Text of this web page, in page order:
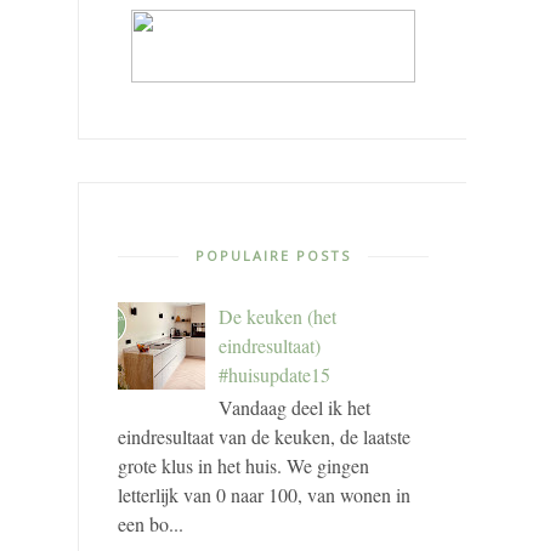
POPULAIRE POSTS
De keuken (het
eindresultaat)
#huisupdate15
Vandaag deel ik het
eindresultaat van de keuken, de laatste
grote klus in het huis. We gingen
letterlijk van 0 naar 100, van wonen in
een bo...